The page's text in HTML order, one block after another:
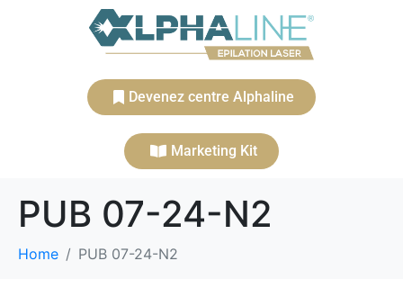
Devenez centre Alphaline
Marketing Kit
PUB 07-24-N2
Home PUB 07-24-N2